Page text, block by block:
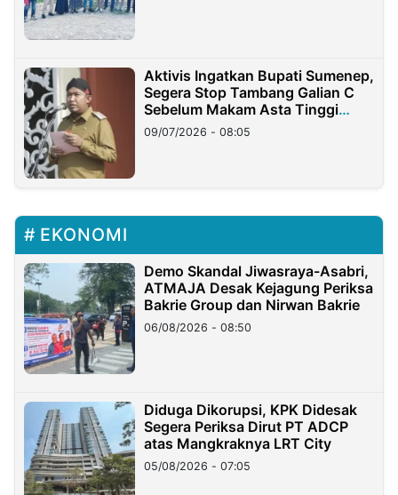
Aktivis Ingatkan Bupati Sumenep,
Segera Stop Tambang Galian C
Sebelum Makam Asta Tinggi
Longsor
09/07/2026 - 08:05
EKONOMI
Demo Skandal Jiwasraya-Asabri,
ATMAJA Desak Kejagung Periksa
Bakrie Group dan Nirwan Bakrie
06/08/2026 - 08:50
Diduga Dikorupsi, KPK Didesak
Segera Periksa Dirut PT ADCP
atas Mangkraknya LRT City
05/08/2026 - 07:05